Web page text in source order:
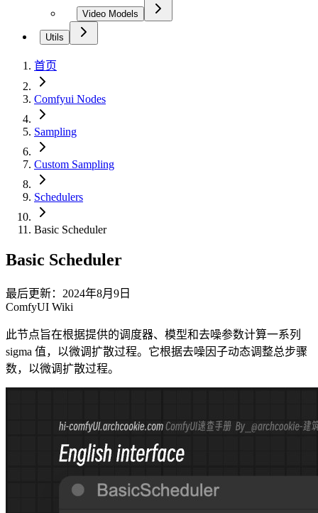
Video Models
Utils
首页
Comfyui Nodes
Sampling
Custom Sampling
Schedulers
Basic Scheduler
Basic Scheduler
最后更新：2024年8月9日
ComfyUI Wiki
此节点旨在根据提供的调度器、模型和去噪参数计算一系列
sigma 值，以微调扩散过程。它根据去噪因子动态调整总步骤
数，以微调扩散过程。